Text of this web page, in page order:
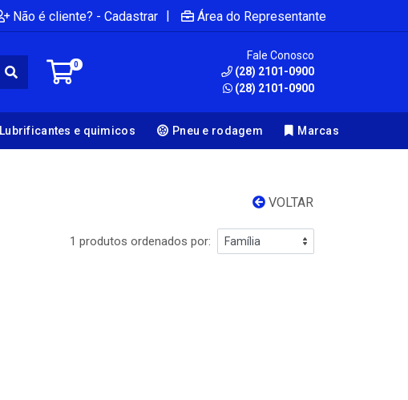
Não é cliente? - Cadastrar | Área do Representante
0
Fale Conosco
(28) 2101-0900
(28) 2101-0900
Lubrificantes e quimicos Pneu e rodagem Marcas
VOLTAR
1 produtos ordenados por: